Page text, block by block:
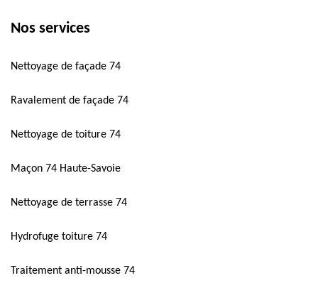
Nos services
Nettoyage de façade 74
Ravalement de façade 74
Nettoyage de toiture 74
Maçon 74 Haute-Savoie
Nettoyage de terrasse 74
Hydrofuge toiture 74
Traitement anti-mousse 74